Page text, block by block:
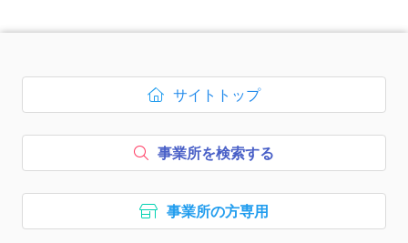
次のコンテンツはページのフ
ボタン1、
サイトトップ
を開く
ボタン2、
事業所を検索する
ボタン3、
事業所の方専用